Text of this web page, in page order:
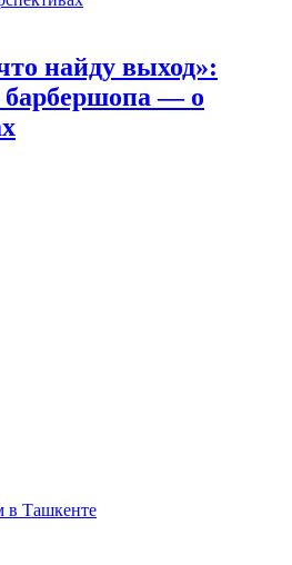
найду выход»:
барбершопа — о
в Ташкенте